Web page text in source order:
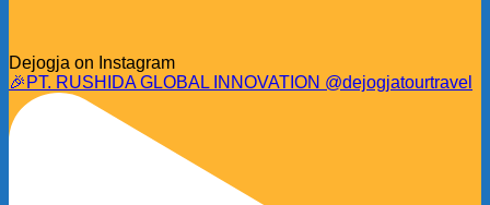
Dejogja on Instagram
🎉PT. RUSHIDA GLOBAL INNOVATION @dejogjatourtravel